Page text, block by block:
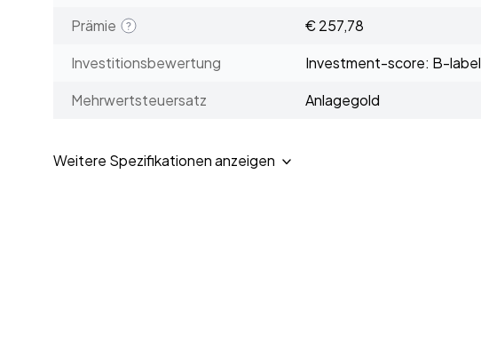
Prämie
€ 257,78
Investitionsbewertung
Investment-score: B-label
Mehrwertsteuersatz
Anlagegold
Weitere Spezifikationen anzeigen